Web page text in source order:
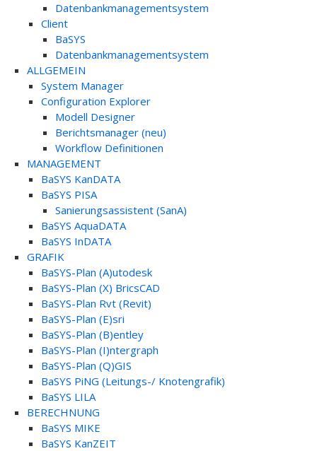
Datenbankmanagementsystem
Client
BaSYS
Datenbankmanagementsystem
ALLGEMEIN
System Manager
Configuration Explorer
Modell Designer
Berichtsmanager (neu)
Workflow Definitionen
MANAGEMENT
BaSYS KanDATA
BaSYS PISA
Sanierungsassistent (SanA)
BaSYS AquaDATA
BaSYS InDATA
GRAFIK
BaSYS-Plan (A)utodesk
BaSYS-Plan (X) BricsCAD
BaSYS-Plan Rvt (Revit)
BaSYS-Plan (E)sri
BaSYS-Plan (B)entley
BaSYS-Plan (I)ntergraph
BaSYS-Plan (Q)GIS
BaSYS PiNG (Leitungs-/ Knotengrafik)
BaSYS LILA
BERECHNUNG
BaSYS MIKE
BaSYS KanZEIT